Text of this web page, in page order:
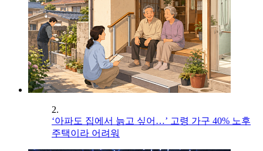
2.
‘아파도 집에서 늙고 싶어…’ 고령 가구 40% 노후
주택이라 어려워